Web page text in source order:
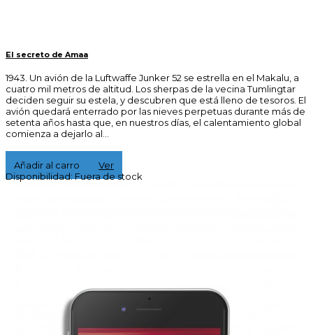
El secreto de Amaa
1943. Un avión de la Luftwaffe Junker 52 se estrella en el Makalu, a
cuatro mil metros de altitud. Los sherpas de la vecina Tumlingtar
deciden seguir su estela, y descubren que está lleno de tesoros. El
avión quedará enterrado por las nieves perpetuas durante más de
setenta años hasta que, en nuestros días, el calentamiento global
comienza a dejarlo al...
15,00 €
Añadir al carro
Ver
Disponibilidad: Fuera de stock